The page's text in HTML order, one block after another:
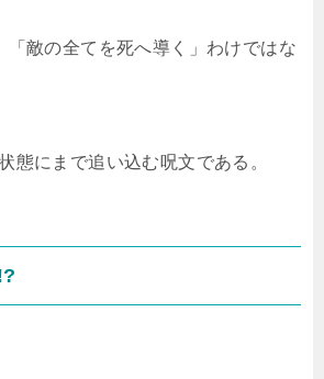
「敵の全てを死へ導く」わけではな
態にまで追い込む呪文である。